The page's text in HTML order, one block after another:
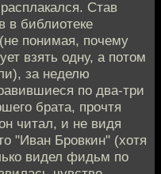
Став
в библиотеке
понимая, почему
взять одну, а потом
за неделю
по два-три
брата, прочтя
читал, и не видя
"Иван Бровкин" (хотя
видел фидьм по